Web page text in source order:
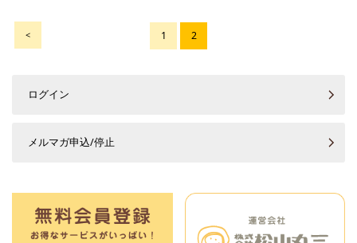
< 1 2
ログイン
メルマガ申込/停止